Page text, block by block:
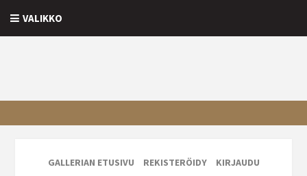
VALIKKO
GALLERIAN ETUSIVU REKISTERÖIDY
KIRJAUDU